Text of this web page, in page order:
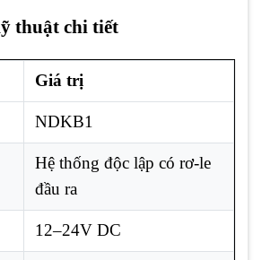
thuật chi tiết
Giá trị
NDKB1
Hệ thống độc lập có rơ-le
đầu ra
12–24V DC